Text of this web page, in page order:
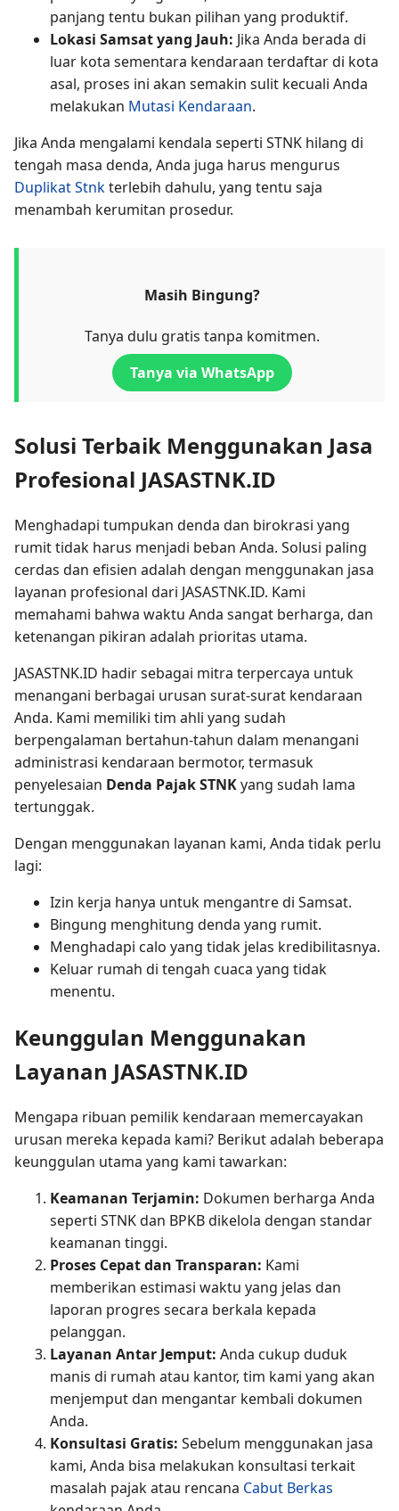
panjang tentu bukan pilihan yang produktif.
Lokasi Samsat yang Jauh: Jika Anda berada di
luar kota sementara kendaraan terdaftar di kota
asal, proses ini akan semakin sulit kecuali Anda
melakukan Mutasi Kendaraan.
Jika Anda mengalami kendala seperti STNK hilang di
tengah masa denda, Anda juga harus mengurus
Duplikat Stnkterlebih dahulu, yang tentu saja
menambah kerumitan prosedur.
Masih Bingung?
Tanya dulu gratis tanpa komitmen.
Tanya via WhatsApp
Solusi Terbaik Menggunakan Jasa
Profesional JASASTNK.ID
Menghadapi tumpukan denda dan birokrasi yang
rumit tidak harus menjadi beban Anda. Solusi paling
cerdas dan efisien adalah dengan menggunakan jasa
layanan profesional dari JASASTNK.ID. Kami
memahami bahwa waktu Anda sangat berharga, dan
ketenangan pikiran adalah prioritas utama.
JASASTNK.ID hadir sebagai mitra terpercaya untuk
menangani berbagai urusan surat-surat kendaraan
Anda. Kami memiliki tim ahli yang sudah
berpengalaman bertahun-tahun dalam menangani
administrasi kendaraan bermotor, termasuk
penyelesaian Denda Pajak STNKyang sudah lama
tertunggak.
Dengan menggunakan layanan kami, Anda tidak perlu
lagi:
Izin kerja hanya untuk mengantre di Samsat.
Bingung menghitung denda yang rumit.
Menghadapi calo yang tidak jelas kredibilitasnya.
Keluar rumah di tengah cuaca yang tidak
menentu.
Keunggulan Menggunakan
Layanan JASASTNK.ID
Mengapa ribuan pemilik kendaraan memercayakan
urusan mereka kepada kami? Berikut adalah beberapa
keunggulan utama yang kami tawarkan:
Keamanan Terjamin: Dokumen berharga Anda
seperti STNK dan BPKB dikelola dengan standar
keamanan tinggi.
Proses Cepat dan Transparan: Kami
memberikan estimasi waktu yang jelas dan
laporan progres secara berkala kepada
pelanggan.
Layanan Antar Jemput: Anda cukup duduk
manis di rumah atau kantor, tim kami yang akan
menjemput dan mengantar kembali dokumen
Anda.
Konsultasi Gratis: Sebelum menggunakan jasa
kami, Anda bisa melakukan konsultasi terkait
masalah pajak atau rencana Cabut Berkas